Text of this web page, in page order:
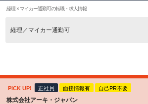
経理 × マイカー通勤可の転職・求人情報
経理／マイカー通勤可
PICK UP! 正社員 面接情報有 自己PR不要
株式会社アーキ・ジャパン